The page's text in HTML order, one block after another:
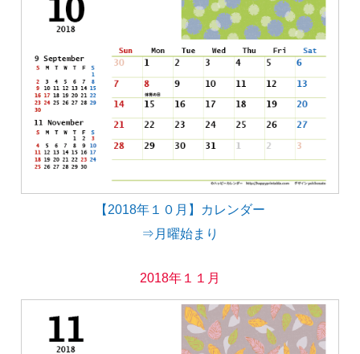
【2018年１０月】カレンダー
⇒月曜始まり
2018年１１月